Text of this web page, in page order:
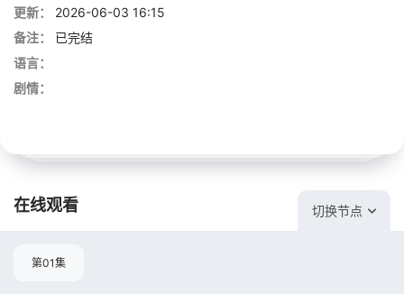
更新：
2026-06-03 16:15
备注：
已完结
语言：
剧情：
在线观看 切换节点
第01集